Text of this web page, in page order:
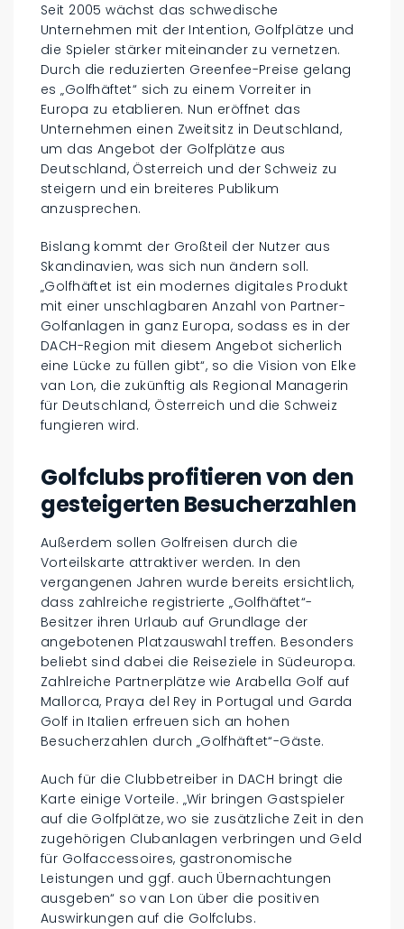
Seit 2005 wächst das schwedische
Unternehmen mit der Intention, Golfplätze und
die Spieler stärker miteinander zu vernetzen.
Durch die reduzierten Greenfee-Preise gelang
es „Golfhäftet“ sich zu einem Vorreiter in
Europa zu etablieren. Nun eröffnet das
Unternehmen einen Zweitsitz in Deutschland,
um das Angebot der Golfplätze aus
Deutschland, Österreich und der Schweiz zu
steigern und ein breiteres Publikum
anzusprechen.
Bislang kommt der Großteil der Nutzer aus
Skandinavien, was sich nun ändern soll.
„Golfhäftet ist ein modernes digitales Produkt
mit einer unschlagbaren Anzahl von Partner-
Golfanlagen in ganz Europa, sodass es in der
DACH-Region mit diesem Angebot sicherlich
eine Lücke zu füllen gibt“, so die Vision von Elke
van Lon, die zukünftig als Regional Managerin
für Deutschland, Österreich und die Schweiz
fungieren wird.
Golfclubs profitieren von den
gesteigerten Besucherzahlen
Außerdem sollen Golfreisen durch die
Vorteilskarte attraktiver werden. In den
vergangenen Jahren wurde bereits ersichtlich,
dass zahlreiche registrierte „Golfhäftet“-
Besitzer ihren Urlaub auf Grundlage der
angebotenen Platzauswahl treffen. Besonders
beliebt sind dabei die Reiseziele in Südeuropa.
Zahlreiche Partnerplätze wie Arabella Golf auf
Mallorca, Praya del Rey in Portugal und Garda
Golf in Italien erfreuen sich an hohen
Besucherzahlen durch „Golfhäftet“-Gäste.
Auch für die Clubbetreiber in DACH bringt die
Karte einige Vorteile. „Wir bringen Gastspieler
auf die Golfplätze, wo sie zusätzliche Zeit in den
zugehörigen Clubanlagen verbringen und Geld
für Golfaccessoires, gastronomische
Leistungen und ggf. auch Übernachtungen
ausgeben“ so van Lon über die positiven
Auswirkungen auf die Golfclubs.